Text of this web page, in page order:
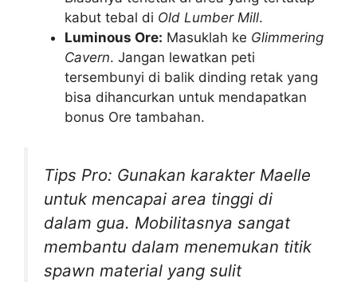
kabut tebal di Old Lumber Mill.
Luminous Ore: Masuklah ke Glimmering
Cavern. Jangan lewatkan peti
tersembunyi di balik dinding retak yang
bisa dihancurkan untuk mendapatkan
bonus Ore tambahan.
Tips Pro: Gunakan karakter Maelle
untuk mencapai area tinggi di
dalam gua. Mobilitasnya sangat
membantu dalam menemukan titik
spawn material yang sulit